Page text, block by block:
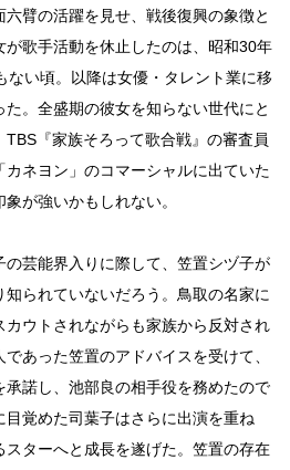
臂の活躍を見せ、戦後復興の象徴と
が歌手活動を休止したのは、昭和30年
ない頃。以降は女優・タレント業に移
。全盛期の彼女を知らない世代にと
『家族そろって歌合戦』の審査員
ネヨン」のコマーシャルに出ていた
が強いかもしれない。
芸能界入りに際して、笠置シヅ子が
られていないだろう。鳥取の名家に
ウトされながらも家族から反対され
あった笠置のアドバイスを受けて、
諾し、池部良の相手役を務めたので
覚めた司葉子はさらに出演を重ね
ターへと成長を遂げた。笠置の存在